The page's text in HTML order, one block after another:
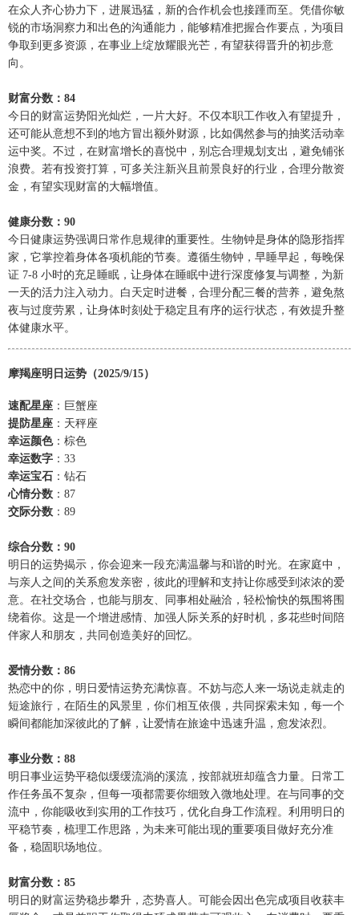
在众人齐心协力下，进展迅猛，新的合作机会也接踵而至。凭借你敏
锐的市场洞察力和出色的沟通能力，能够精准把握合作要点，为项目
争取到更多资源，在事业上绽放耀眼光芒，有望获得晋升的初步意
向。
财富分数：84
今日的财富运势阳光灿烂，一片大好。不仅本职工作收入有望提升，
还可能从意想不到的地方冒出额外财源，比如偶然参与的抽奖活动幸
运中奖。不过，在财富增长的喜悦中，别忘合理规划支出，避免铺张
浪费。若有投资打算，可多关注新兴且前景良好的行业，合理分散资
金，有望实现财富的大幅增值。
健康分数：90
今日健康运势强调日常作息规律的重要性。生物钟是身体的隐形指挥
家，它掌控着身体各项机能的节奏。遵循生物钟，早睡早起，每晚保
证 7-8 小时的充足睡眠，让身体在睡眠中进行深度修复与调整，为新
一天的活力注入动力。白天定时进餐，合理分配三餐的营养，避免熬
夜与过度劳累，让身体时刻处于稳定且有序的运行状态，有效提升整
体健康水平。
摩羯座明日运势（2025/9/15）
速配星座 ：巨蟹座
提防星座 ：天秤座
幸运颜色：棕色
幸运数字 ：33
幸运宝石 ：钻石
心情分数 ：87
交际分数 ：89
综合分数：90
明日的运势揭示，你会迎来一段充满温馨与和谐的时光。在家庭中，
与亲人之间的关系愈发亲密，彼此的理解和支持让你感受到浓浓的爱
意。在社交场合，也能与朋友、同事相处融洽，轻松愉快的氛围将围
绕着你。这是一个增进感情、加强人际关系的好时机，多花些时间陪
伴家人和朋友，共同创造美好的回忆。
爱情分数：86
热恋中的你，明日爱情运势充满惊喜。不妨与恋人来一场说走就走的
短途旅行，在陌生的风景里，你们相互依偎，共同探索未知，每一个
瞬间都能加深彼此的了解，让爱情在旅途中迅速升温，愈发浓烈。
事业分数：88
明日事业运势平稳似缓缓流淌的溪流，按部就班却蕴含力量。日常工
作任务虽不复杂，但每一项都需要你细致入微地处理。在与同事的交
流中，你能吸收到实用的工作技巧，优化自身工作流程。利用明日的
平稳节奏，梳理工作思路，为未来可能出现的重要项目做好充分准
备，稳固职场地位。
财富分数：85
明日的财富运势稳步攀升，态势喜人。可能会因出色完成项目收获丰